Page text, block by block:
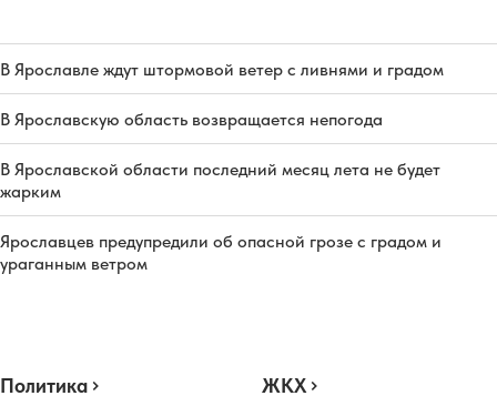
В Ярославле ждут штормовой ветер с ливнями и градом
В Ярославскую область возвращается непогода
В Ярославской области последний месяц лета не будет
жарким
Ярославцев предупредили об опасной грозе с градом и
ураганным ветром
Политика ЖКХ